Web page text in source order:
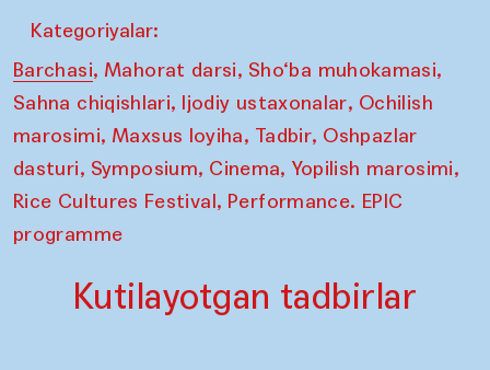
Kategoriyalar:
Barchasi, Mahorat darsi, Sho‘ba muhokamasi,
Sahna chiqishlari, Ijodiy ustaxonalar, Ochilish
marosimi, Maxsus loyiha, Tadbir, Oshpazlar
dasturi, Symposium, Cinema, Yopilish marosimi,
Rice Cultures Festival, Performance. EPIC
programme
Kutilayotgan tadbirlar